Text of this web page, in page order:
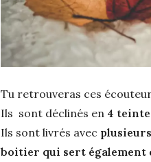
Tu retrouveras ces
Ils sont déclinés en 4
Ils sont livrés avec
boitier qui sert également